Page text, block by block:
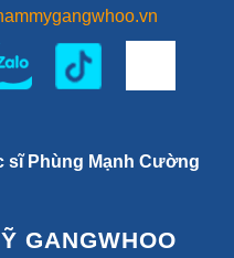
sĩ Phùng Mạnh Cường
GANGWHOO